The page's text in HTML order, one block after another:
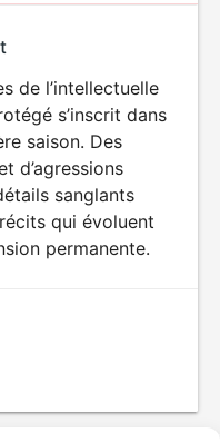
de l’intellectuelle
s’inscrit dans
saison. Des
d’agressions
sanglants
qui évoluent
permanente.